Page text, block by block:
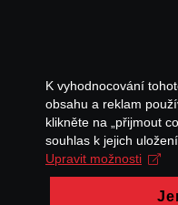
K vyhodnocování
obsahu a reklam
klikněte na „přijmout
souhlas k jejich
Upravit možnosti